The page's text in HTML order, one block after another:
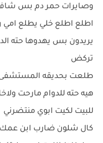
وصايرات حمر دم بس
اطلع اطلع خلي يطلع امي
يريدون بس يهدوها حته
تركض
طلعت بحديقه المستشفى
هيه حته للدوام مارحت
للبيت لكيت ابوي منتضرني
كال شلون ضارب ابن عمك